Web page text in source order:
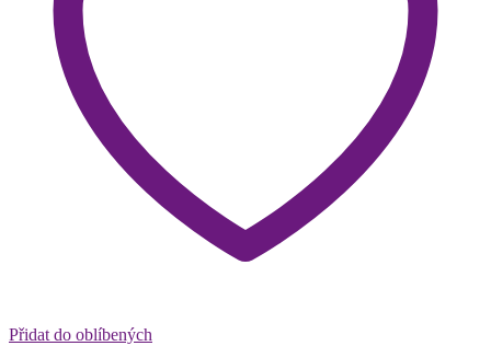
Přidat do oblíbených